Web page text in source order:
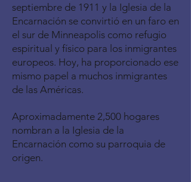
septiembre de 1911 y la Iglesia de la
Encarnación se convirtió en un faro en
el sur de Minneapolis como refugio
espiritual y físico para los inmigrantes
europeos. Hoy, ha proporcionado ese
mismo papel a muchos inmigrantes
de las Américas.
Aproximadamente 2,500 hogares
nombran a la Iglesia de la
Encarnación como su parroquia de
origen.